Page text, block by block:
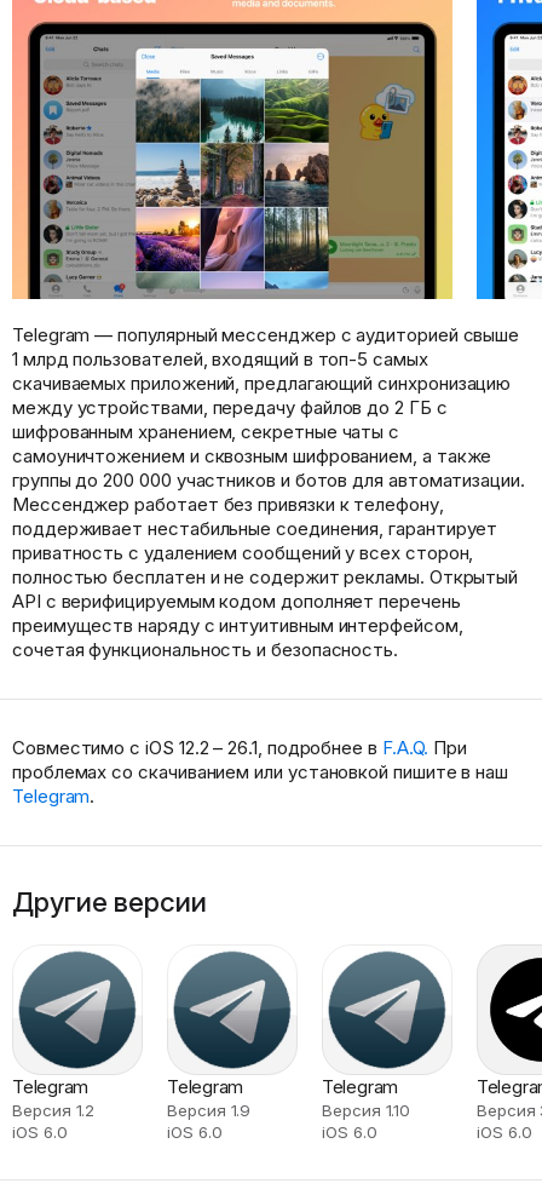
Telegram — популярный мессенджер с аудиторией свыше
1 млрд пользователей, входящий в топ-5 самых
скачиваемых приложений, предлагающий синхронизацию
между устройствами, передачу файлов до 2 ГБ с
шифрованным хранением, секретные чаты с
самоуничтожением и сквозным шифрованием, а также
группы до 200 000 участников и ботов для автоматизации.
Мессенджер работает без привязки к телефону,
поддерживает нестабильные соединения, гарантирует
приватность с удалением сообщений у всех сторон,
полностью бесплатен и не содержит рекламы. Открытый
API с верифицируемым кодом дополняет перечень
преимуществ наряду с интуитивным интерфейсом,
сочетая функциональность и безопасность.
Совместимо с iOS 12.2 – 26.1, подробнее в F.A.Q. При
проблемах со скачиванием или установкой пишите в наш
Telegram.
Другие версии
Telegram
Версия 1.2
iOS 6.0
Telegram
Версия 1.9
iOS 6.0
Telegram
Версия 1.10
iOS 6.0
Версия
iOS 6.0